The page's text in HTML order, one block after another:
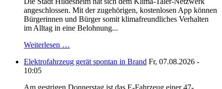
angeschlossen. Mit der zugehörigen, kostenlosen App können
Bürgerinnen und Bürger somit klimafreundliches Verhalten
im Alltag in eine Belohnung...
Weiterlesen …
Elektrofahrzeug gerät spontan in Brand Fr, 07.08.2026 -
10:05